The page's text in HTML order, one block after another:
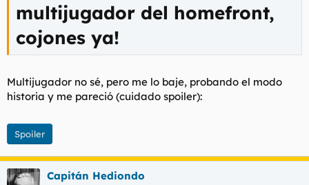
multijugador del homefront,
cojones ya!
Multijugador no sé, pero me lo baje, probando el modo
historia y me pareció (cuidado spoiler):
Spoiler
Capitán Hediondo